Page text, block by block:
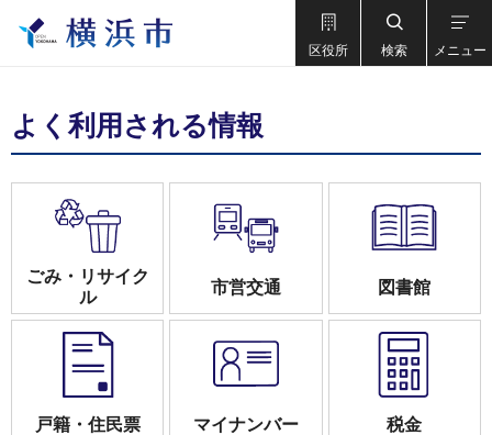
区役所 検索 メニュー
よく利用される情報
ごみ・リサイク
ル
市営交通 図書館
戸籍・住民票 マイナンバー 税金